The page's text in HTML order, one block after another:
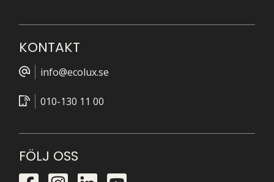
KONTAKT
info@ecolux.se
010-130 11 00
FÖLJ OSS